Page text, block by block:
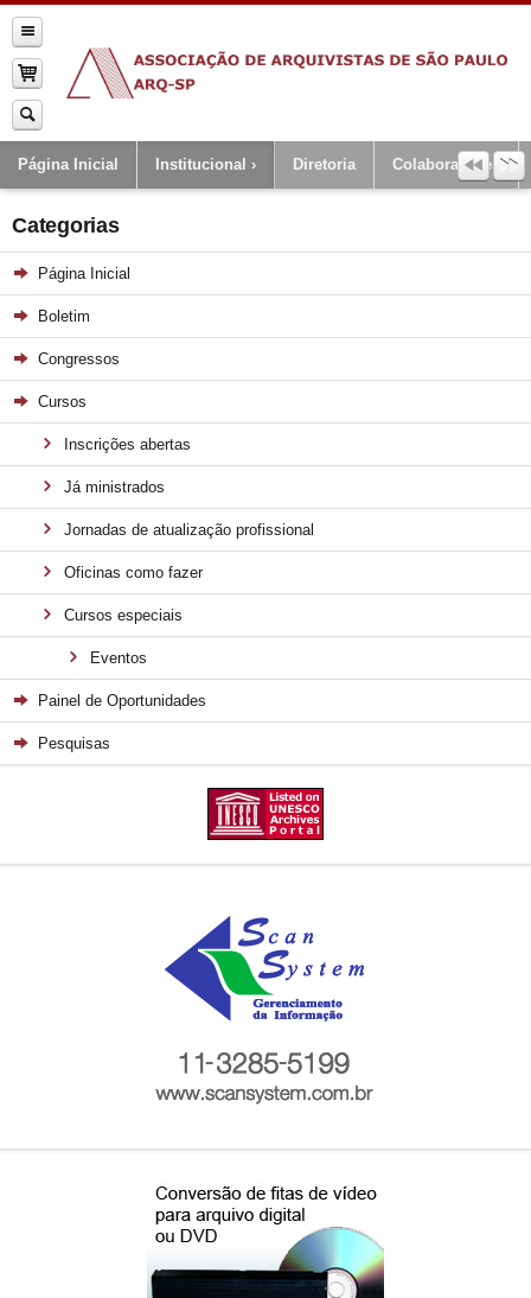
Página Inicial Institucional Diretoria Colaboradores
Categorias
Página Inicial
Boletim
Congressos
Cursos
Inscrições abertas
Já ministrados
Jornadas de atualização profissional
Oficinas como fazer
Cursos especiais
Eventos
Painel de Oportunidades
Pesquisas